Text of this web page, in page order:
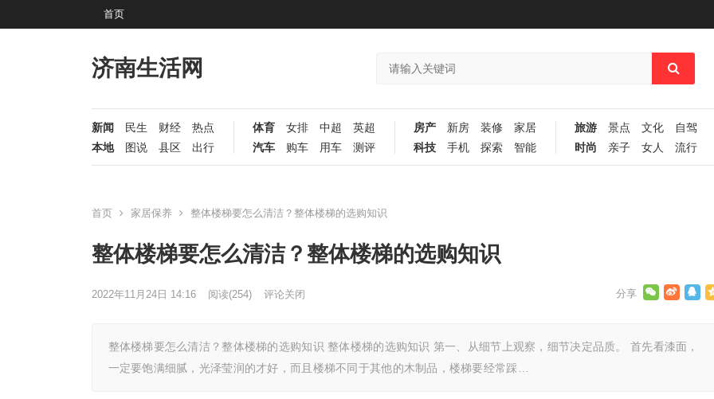
首页
济南生活网
新闻 民生 财经
热点
本地
图说 县区 出行
体育 女排 中超
英超
汽车
购车 用车 测评
房产 新房 装修
家居
科技
手机 探索 智能
旅游 景点 文化
自驾
时尚
亲子 女人 流行
首页 家居保养 整体楼梯要怎么清洁？整体楼梯的选购知识
整体楼梯要怎么清洁？整体楼梯的选购知识
2022年11月24日 14:16 阅读(254) 评论关闭
整体楼梯要怎么清洁？整体楼梯的选购知识 整体楼梯的选购知识 第一、从细节上观察，细节决定品质。 首先看漆面，
一定要饱满细腻，光泽莹润的才好，而且楼梯不同于其他的木制品，楼梯要经常踩…